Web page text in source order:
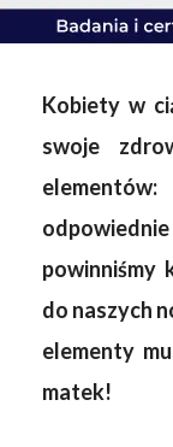
Kobiety w
swoje
powinniśmy
do naszych
elementy
matek!